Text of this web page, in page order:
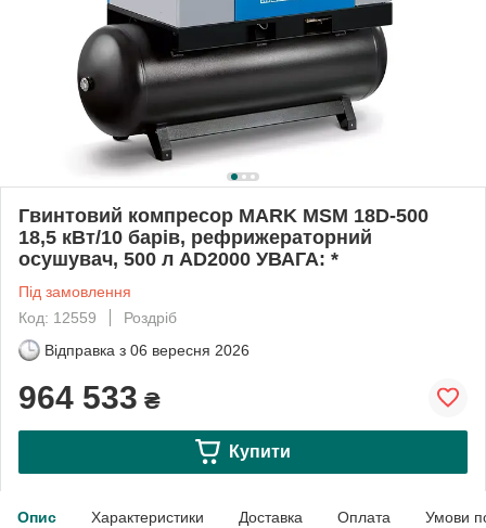
Гвинтовий компресор MARK MSM 18D-500
18,5 кВт/10 барів, рефрижераторний
осушувач, 500 л AD2000 УВАГА: *
Під замовлення
Код: 12559
Роздріб
Відправка з 06 вересня 2026
964 533 ₴
Купити
Опис Характеристики Доставка Оплата Умови